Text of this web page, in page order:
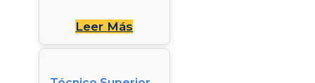
Leer Más